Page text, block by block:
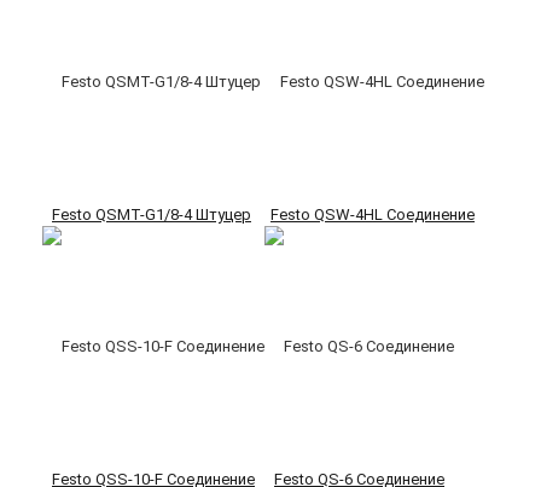
Festo QSMT-G1/8-4 Штуцер Festo QSW-4HL Соединение
Festo QSS-10-F Соединение Festo QS-6 Соединение